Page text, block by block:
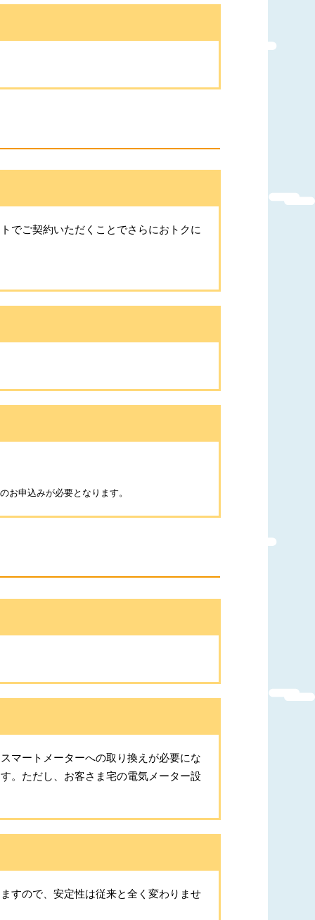
でご契約いただくことでさらにおトクに
お申込みが必要となります。
マートメーターへの取り換えが必要にな
。ただし、お客さま宅の電気メーター設
すので、安定性は従来と全く変わりませ